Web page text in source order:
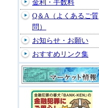
金利・手数料
Q＆A（よくあるご質
問）
お知らせ・お願い
おすすめリンク集